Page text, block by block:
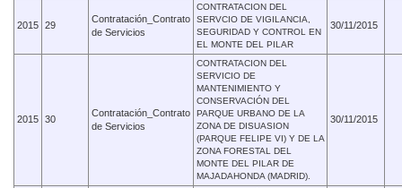
2015 29
Contratación_Contrato
de Servicios
CONTRATACION DEL
SERVCIO DE VIGILANCIA,
SEGURIDAD Y CONTROL EN
EL MONTE DEL PILAR
30/11/2015
2015 30
Contratación_Contrato
de Servicios
CONTRATACION DEL
SERVICIO DE
MANTENIMIENTO Y
CONSERVACIÓN DEL
PARQUE URBANO DE LA
ZONA DE DISUASION
(PARQUE FELIPE VI) Y DE LA
ZONA FORESTAL DEL
MONTE DEL PILAR DE
MAJADAHONDA (MADRID).
30/11/2015